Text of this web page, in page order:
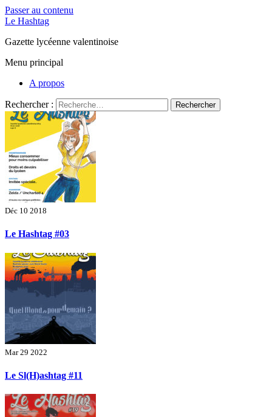
Passer au contenu
Le Hashtag
Gazette lycéenne valentinoise
Menu principal
A propos
Rechercher :
Déc 10 2018
Le Hashtag #03
Mar 29 2022
Le Sl(H)ashtag #11